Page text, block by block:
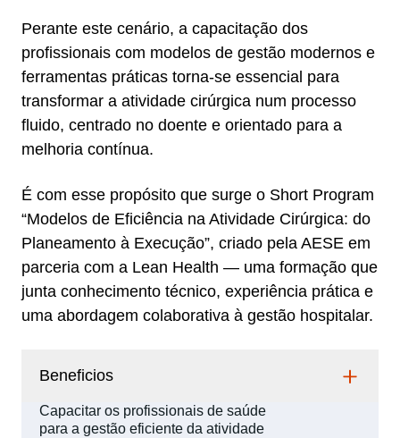
Perante este cenário, a capacitação dos
profissionais com modelos de gestão modernos e
ferramentas práticas torna-se essencial para
transformar a atividade cirúrgica num processo
fluido, centrado no doente e orientado para a
melhoria contínua.
É com esse propósito que surge o Short Program
“Modelos de Eficiência na Atividade Cirúrgica: do
Planeamento à Execução”, criado pela AESE em
parceria com a Lean Health — uma formação que
junta conhecimento técnico, experiência prática e
uma abordagem colaborativa à gestão hospitalar.
Beneficios
Capacitar os profissionais de saúde
para a gestão eficiente da atividade